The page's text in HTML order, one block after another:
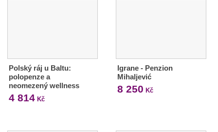
Polský ráj u Baltu:
polopenze a
neomezený wellness
4 814 Kč
Igrane - Penzion
Mihaljević
8 250 Kč